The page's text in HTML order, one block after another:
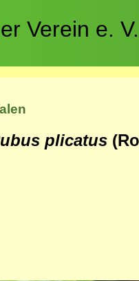
Verein e. V.
plicatus